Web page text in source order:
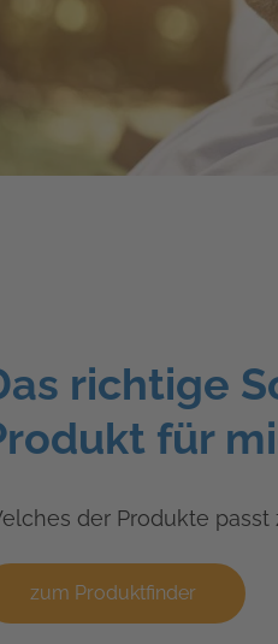
richtige
für
der Produkte passt
zum Produktfinder